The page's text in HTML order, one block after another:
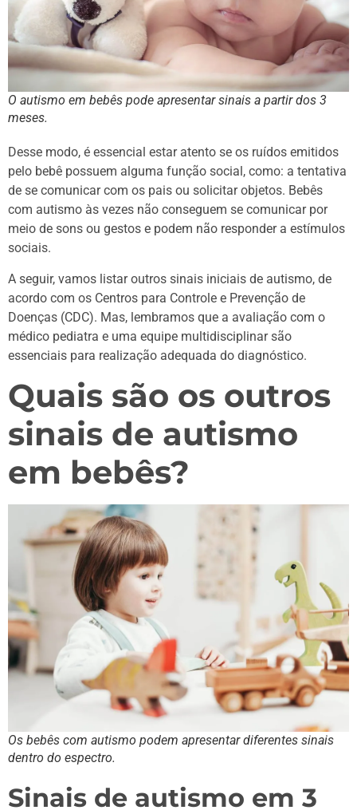
O autismo em bebês pode apresentar sinais a partir dos 3
meses.
Desse modo, é essencial estar atento se os ruídos emitidos
pelo bebê possuem alguma função social, como: a tentativa
de se comunicar com os pais ou solicitar objetos. Bebês
com autismo às vezes não conseguem se comunicar por
meio de sons ou gestos e podem não responder a estímulos
sociais.
A seguir, vamos listar outros sinais iniciais de autismo, de
acordo com os Centros para Controle e Prevenção de
Doenças (CDC). Mas, lembramos que a avaliação com o
médico pediatra e uma equipe multidisciplinar são
essenciais para realização adequada do diagnóstico.
Quais são os outros
sinais de autismo
em bebês?
Os bebês com autismo podem apresentar diferentes sinais
dentro do espectro.
Sinais de autismo em 3